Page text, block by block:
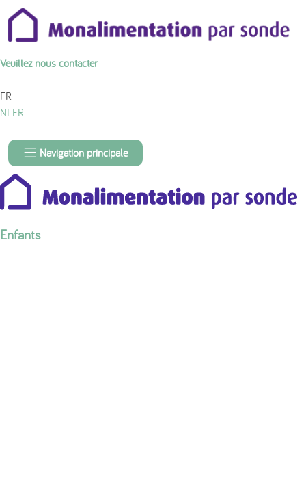
À propos du contenu de la page
Veuillez nous contacter
FR
NL FR
Navigation principale
Enfants